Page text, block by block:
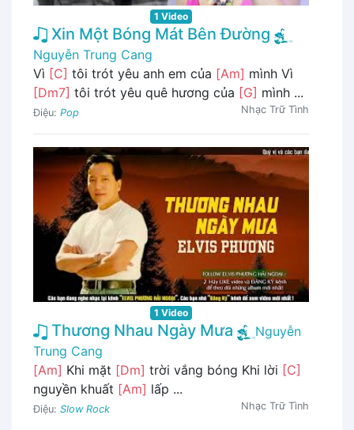
1 Video
Xin Một Bóng Mát Bên Đường
Nguyễn Trung Cang
Vì [C] tôi trót yêu anh em của [Am] mình Vì
[Dm7] tôi trót yêu quê hương của [G] mình ...
Điệu: Pop Nhạc Trữ Tình
1 Video
Thương Nhau Ngày Mưa
Nguyễn
Trung Cang
[Am] Khi mặt [Dm] trời vắng bóng Khi lời [C]
nguyền khuất [Am] lấp ...
Điệu: Slow Rock Nhạc Trữ Tình